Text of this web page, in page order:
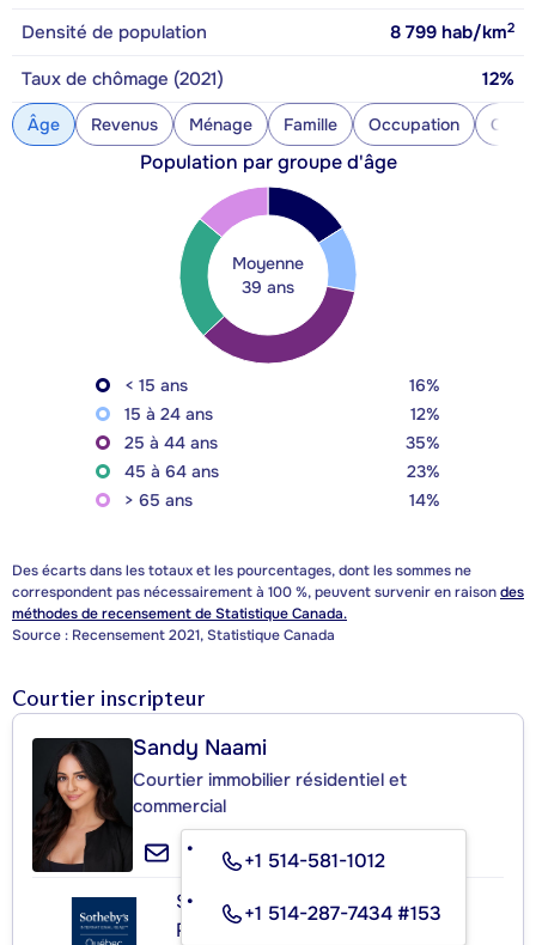
Densité de population 8 799 hab/km2
Taux de chômage (2021) 12%
Âge Revenus Ménage Famille Occupation
Population par groupe d'âge
Moyenne
39 ans
< 15 ans
16%
15 à 24 ans
12%
25 à 44 ans
35%
45 à 64 ans
23%
> 65 ans
14%
Des écarts dans les totaux et les pourcentages, dont les sommes ne
correspondent pas nécessairement à 100 %, peuvent survenir en raisondes
méthodes de recensement de Statistique Canada.
Source : Recensement 2021, Statistique Canada
Courtier inscripteur
Sandy Naami
Courtier immobilier résidentiel et
commercial
+1 514-581-1012
+1 514-287-7434 #153
SOTHEBY'S INTERNATIONAL
REALTY QUÉBEC